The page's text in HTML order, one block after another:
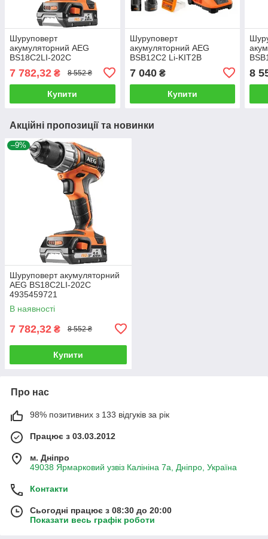
Шуруповерт
акумуляторний AEG
BS18C2LI-202C
7 782,32 ₴ 8 552 ₴
Купити
Шуруповерт
акумуляторний AEG
BSB12C2 Li-KIT2B
7 040₴
Купити
8
Акційні пропозиції та новинки
–9%
Шуруповерт акумуляторний
AEG BS18C2LI-202C
4935459721
В наявності
7 782,32 ₴ 8 552 ₴
Купити
Про нас
98% позитивних з 133 відгуків за рік
Працює з 03.03.2012
м. Дніпро
49038 Ярмарковий узвіз Калініна 7а, Дніпро, Україна
Контакти
Сьогодні працює з 08:30 до 20:00
Показати весь графік роботи